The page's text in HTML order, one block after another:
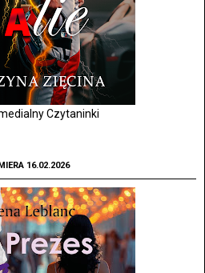
Czytaninki
16.02.2026